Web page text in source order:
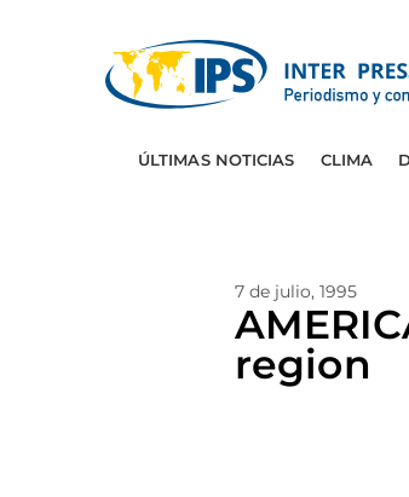
ÚLTIMAS NOTICIAS CLIMA
7 de julio, 1995
region